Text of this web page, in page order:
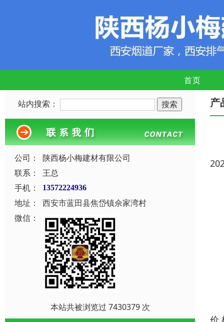
首页
站内搜索：
公司：
陕西杨小梅建材有限公司
联系：
王总
手机：
13572224936
地址：
西安市蓝田县焦岱镇佘家湾村
微信：
本站共被浏览过 7430379 次
产
价